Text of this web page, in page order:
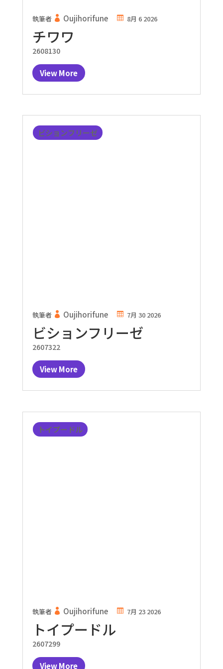
チワワ
執筆者 Oujihorifune 8月 6 2026
2608130
View More
ビションフリーゼ
執筆者 Oujihorifune 7月 30 2026
ビションフリーゼ
2607322
View More
トイプードル
執筆者 Oujihorifune 7月 23 2026
トイプードル
2607299
View More